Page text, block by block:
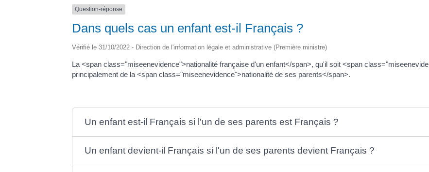
Question-réponse
Dans quels cas un enfant est-il Français ?
Vérifié le 31/10/2022 - Direction de l'information légale et administrative (Première ministre)
La <span class="miseenevidence">nationalité française d'un enfant</span>, qu'il soit <span
principalement de la <span class="miseenevidence">nationalité de ses parents</span>.
Un enfant est-il Français si l'un de ses parents est Français ?
Un enfant devient-il Français si l'un de ses parents devient Français ?